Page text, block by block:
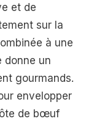
et de
sur la
à une
donne un
gourmands.
envelopper
de bœuf